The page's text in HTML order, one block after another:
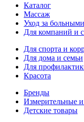
Каталог
Массаж
Уход за
Для компаний и
Для спорта и
Для дома и семьи
Для
Красота
Бренды
Измерительные
Детские товары